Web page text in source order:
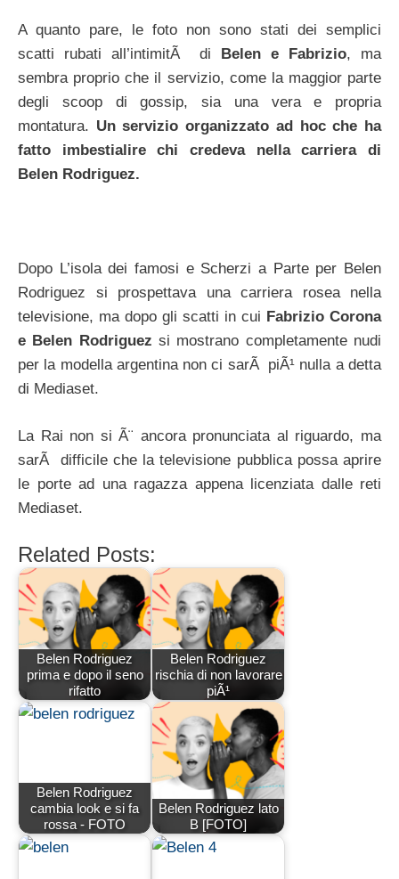
A quanto pare, le foto non sono stati dei semplici
scatti rubati all’intimitÃ di Belen e Fabrizio, ma
sembra proprio che il servizio, come la maggior parte
degli scoop di gossip, sia una vera e propria
montatura. Un servizio organizzato ad hoc che ha
fatto imbestialire chi credeva nella carriera di
Belen Rodriguez.
Dopo L’isola dei famosi e Scherzi a Parte per Belen
Rodriguez si prospettava una carriera rosea nella
televisione, ma dopo gli scatti in cui Fabrizio Corona
e Belen Rodriguez si mostrano completamente nudi
per la modella argentina non ci sarÃ piÃ¹ nulla a detta
di Mediaset.
La Rai non si Ã¨ ancora pronunciata al riguardo, ma
sarÃ difficile che la televisione pubblica possa aprire
le porte ad una ragazza appena licenziata dalle reti
Mediaset.
Related Posts:
Belen Rodriguez
prima e dopo il seno
rifatto
Belen Rodriguez
rischia di non lavorare
piÃ¹
Belen Rodriguez
cambia look e si fa
rossa - FOTO
Belen Rodriguez lato
B [FOTO]